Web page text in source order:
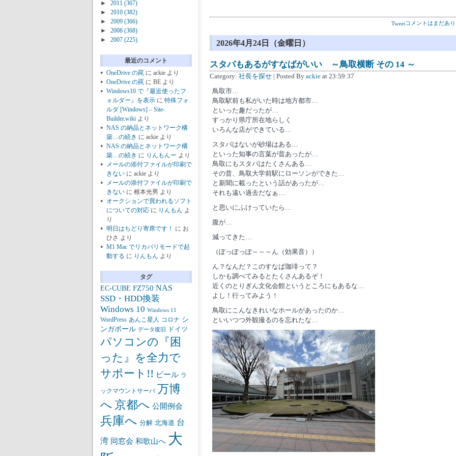
► 2011 (367)
►
2010 (382)
►
2009 (366)
►
2008 (368)
►
2007 (225)
最近のコメント
OneDrive の罠 に ackie より
OneDrive の罠 に BE より
Windows10 で『最近使ったフ
ォルダー』を表示 に 特殊フォ
ルダ [Windows] – Site-
Builder.wiki より
NAS の納品とネットワーク構
築…の続き に ackie より
NAS の納品とネットワーク構
築…の続き に りんもんー より
メールの添付ファイルが印刷で
きない に ackie より
メールの添付ファイルが印刷で
きない に 根本光男 より
オークションで買われるソフト
についての対応 に りんもん よ
り
明日はちどり寄席です！
に お
ひさ より
M1 Mac でリカバリモードで起
動する に りんもん より
タグ
EC-CUBE FZ750 NAS
SSD・HDD換装
Windows 10 Windows 11
WordPress あんこ星人 コロナ シ
ンガポール データ復旧 ドイツ
パソコンの『困
った』を全力で
サポート!! ビール ラ
ックマウントサーバ 万博
へ 京都へ 公開例会
兵庫へ 分解 北海道 台
湾 同窓会 和歌山へ 大
Tweetコメントはまだあ
2026年4月24日（金曜日）
スタバもあるがすなばがいい ～鳥取横断 その 14 ～
Category: 社長を探せ | Posted By ackie at 23:59:37
鳥取市…
鳥取駅前も私がいた時は地方都市…
といった趣だったが…
すっかり県庁所在地らしく
いろんな店ができている…
スタバはないが砂場はある…
といった知事の言葉が昔あったが…
鳥取にもスタバはたくさんある…
その昔、鳥取大学前駅にローソンができた…
と新聞に載ったという話があったが…
それも遠い過去だなぁ…
と思いにふけっていたら…
腹が…
減ってきた…
（ぽっぽっぽ～～～ん（効果音））
ん？なんだ？このすなば珈琲って？
しかも調べてみるとたくさんあるぞ！
近くのとりぎん文化会館というところにもあるな…
よし！行ってみよう！
鳥取にこんなきれいなホールがあったのか…
といいつつ外観撮るのを忘れたな…